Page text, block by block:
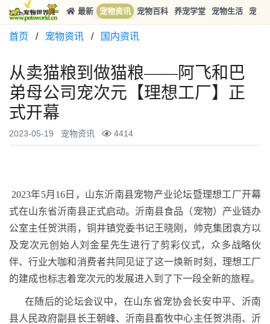
最新 宠物资讯 宠物百科 养宠学堂 宠物生活 宠物
首页 / 宠物资讯 / 国内资讯
从卖猫粮到做猫粮――阿飞和巴
弟母公司宠次元【理想工厂】正
式开幕
2023-05-19 宠物资讯 4414
2023年5月16日，山东沂南县宠物产业论坛暨理想工厂开幕
式在山东省沂南县正式启动。沂南县食品（宠物）产业链办
公室主任贺洪雨，铜井镇党委书记王晓刚，帅克集团袁方以
及宠次元创始人刘金星先生进行了剪彩仪式，众多战略伙
伴、行业大咖和消费者共同见证了这一焕新时刻，理想工厂
的建成也标志着宠次元的发展进入到了下一段全新的旅程。
在随后的论坛会议中，在山东省宠协会长安中平、沂南
县人民政府副县长王朝峰、沂南县畜牧中心主任贺洪雨、沂